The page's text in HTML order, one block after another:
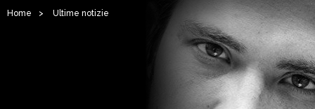
Home > Ultime notizie